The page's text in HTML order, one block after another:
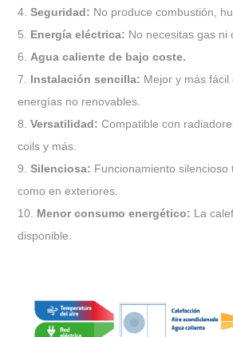
4.Seguridad: No produce combustión,
5. Energía eléctrica: No necesitas gas ni
6. Agua caliente de bajo coste.
7. Instalación sencilla: Mejor y más fácil
energías no renovables.
8.Versatilidad: Compatible con
coils y más.
9.Silenciosa: Funcionamiento
como en exteriores.
10. Menor consumo energético: La
disponible.